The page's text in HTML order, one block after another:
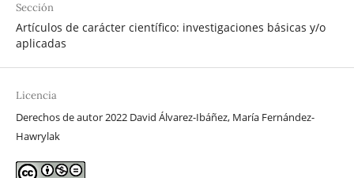
Sección
Artículos de carácter científico: investigaciones básicas y/o
aplicadas
Licencia
Derechos de autor 2022 David Álvarez-Ibáñez, María Fernández-
Hawrylak